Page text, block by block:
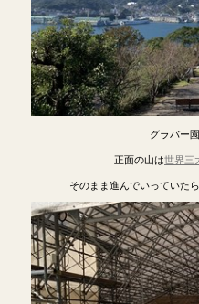
グラバー
正面の山は世界三
そのまま進んでいっていた